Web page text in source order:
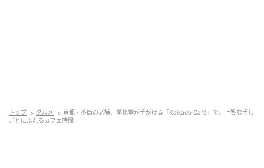
トップ グルメ
京都・茶筒の老舗、開化堂が手がける「Kaikado Café」で、上質な手し
ごとにふれるカフェ時間